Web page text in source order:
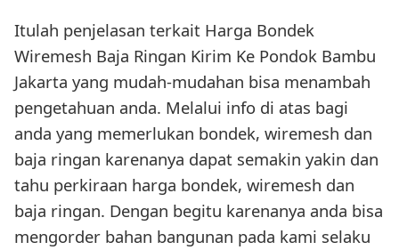
Itulah penjelasan terkait Harga Bondek
Wiremesh Baja Ringan Kirim Ke Pondok Bambu
Jakarta yang mudah-mudahan bisa menambah
pengetahuan anda. Melalui info di atas bagi
anda yang memerlukan bondek, wiremesh dan
baja ringan karenanya dapat semakin yakin dan
tahu perkiraan harga bondek, wiremesh dan
baja ringan. Dengan begitu karenanya anda bisa
mengorder bahan bangunan pada kami selaku